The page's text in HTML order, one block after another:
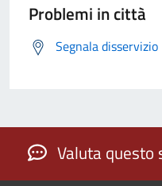
Problemi in città
Segnala disservizio
Valuta questo